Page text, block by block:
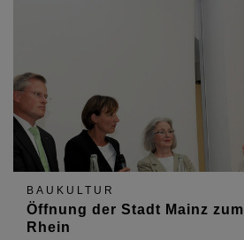
BAUKULTUR
Öffnung der Stadt Mainz zum
Rhein